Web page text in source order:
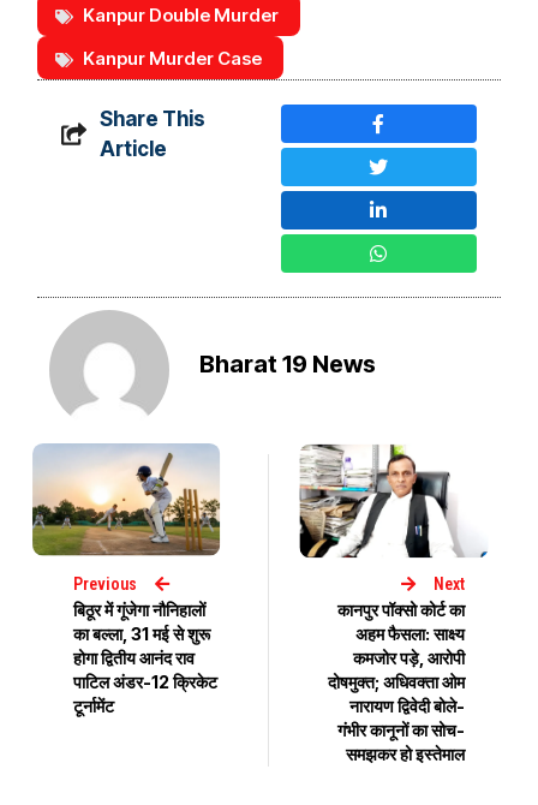
Kanpur Double Murder
Kanpur Murder Case
Share This
Article
Bharat 19 News
Previous
बिठूर में गूंजेगा नौनिहालों
का बल्ला, 31 मई से शुरू
होगा द्वितीय आनंद राव
पाटिल अंडर-12 क्रिकेट
टूर्नामेंट
Next
कानपुर पॉक्सो कोर्ट का
अहम फैसला: साक्ष्य
कमजोर पड़े, आरोपी
दोषमुक्त; अधिवक्ता ओम
नारायण द्विवेदी बोले-
गंभीर कानूनों का सोच-
समझकर हो इस्तेमाल